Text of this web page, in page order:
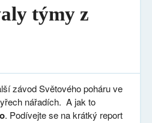
týmy z
závod Světového poháru ve
nářadích. A jak to
. Podívejte se na krátký report